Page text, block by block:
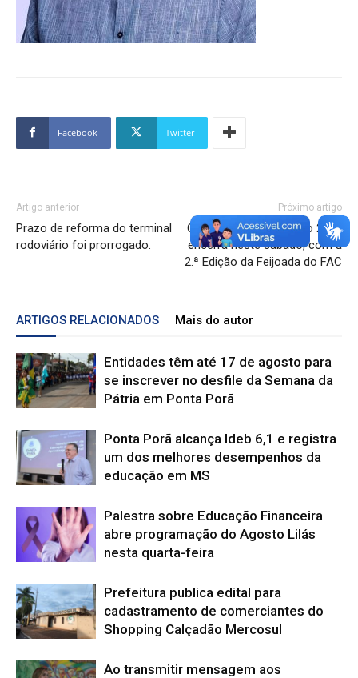
Facebook Twitter
Artigo anterior
Prazo de reforma do terminal
rodoviário foi prorrogado.
Próximo artigo
Campanha do Agasalho 2024
encerra neste sábado, com a
2.ª Edição da Feijoada do FAC
ARTIGOS RELACIONADOS Mais do autor
Entidades têm até 17 de agosto para
se inscrever no desfile da Semana da
Pátria em Ponta Porã
Ponta Porã alcança Ideb 6,1 e registra
um dos melhores desempenhos da
educação em MS
Palestra sobre Educação Financeira
abre programação do Agosto Lilás
nesta quarta-feira
Prefeitura publica edital para
cadastramento de comerciantes do
Shopping Calçadão Mercosul
Ao transmitir mensagem aos